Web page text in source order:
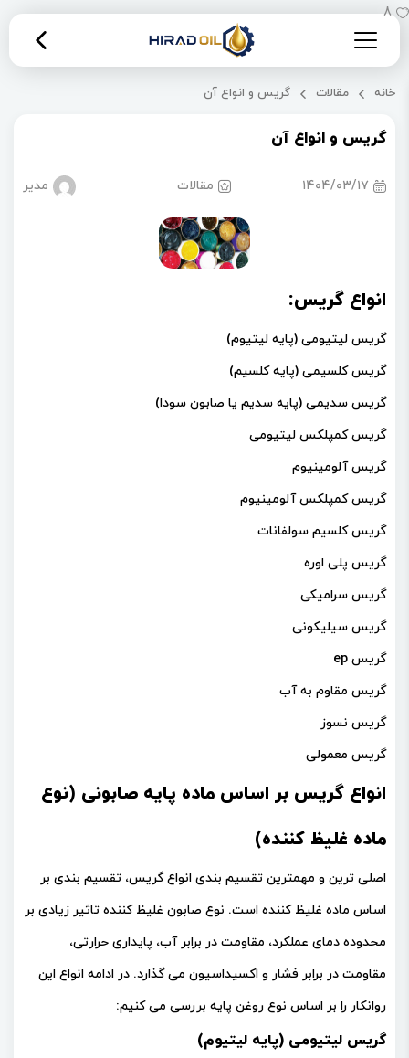
خانه مقالات گریس و انواع آن
گریس و انواع آن
۱۴۰۴/۰۳/۱۷ مقالات
8
انواع گریس:
گریس لیتیومی (پایه لیتیوم)
گریس کلسیمی (پایه کلسیم)
گریس سدیمی (پایه سدیم یا صابون سودا)
گریس کمپلکس لیتیومی
گریس آلومینیوم
گریس کمپلکس آلومینیوم
گریس کلسیم سولفانات
گریس پلی اوره
گریس سرامیکی
گریس سیلیکونی
گریس ep
گریس مقاوم به آب
گریس نسوز
گریس معمولی
انواع گریس بر اساس ماده پایه صابونی (نوع
ماده غلیظ کننده)
اصلی ترین و مهمترین تقسیم بندی انواع گریس، تقسیم بندی بر
اساس ماده غلیظ کننده است. نوع صابون غلیظ کننده تاثیر زیادی بر
محدوده دمای عملکرد، مقاومت در برابر آب، پایداری حرارتی،
مقاومت در برابر فشار و اکسیداسیون می گذارد. در ادامه انواع این
روانکار را بر اساس نوع روغن پایه بررسی می کنیم:
گریس لیتیومی (پایه لیتیوم)